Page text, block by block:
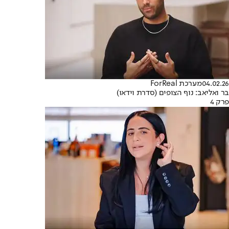
04.02.26מערכת ForReal
בר ואליאב: נוף הצופים (סדרת וידאו)
פרק 4